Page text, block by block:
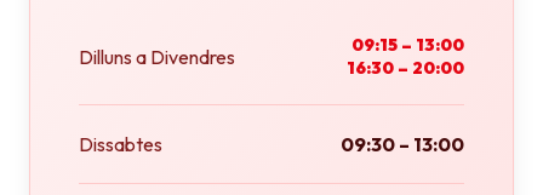
Dilluns a Divendres
09:15 – 13:00
16:30 – 20:00
Dissabtes 09:30 – 13:00